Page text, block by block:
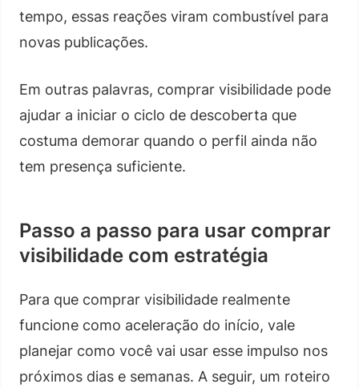
tempo, essas reações viram combustível para
novas publicações.
Em outras palavras, comprar visibilidade pode
ajudar a iniciar o ciclo de descoberta que
costuma demorar quando o perfil ainda não
tem presença suficiente.
Passo a passo para usar comprar
visibilidade com estratégia
Para que comprar visibilidade realmente
funcione como aceleração do início, vale
planejar como você vai usar esse impulso nos
próximos dias e semanas. A seguir, um roteiro